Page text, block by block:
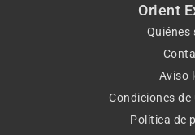
Orient
Quiénes
Aviso
Condiciones de
Política de